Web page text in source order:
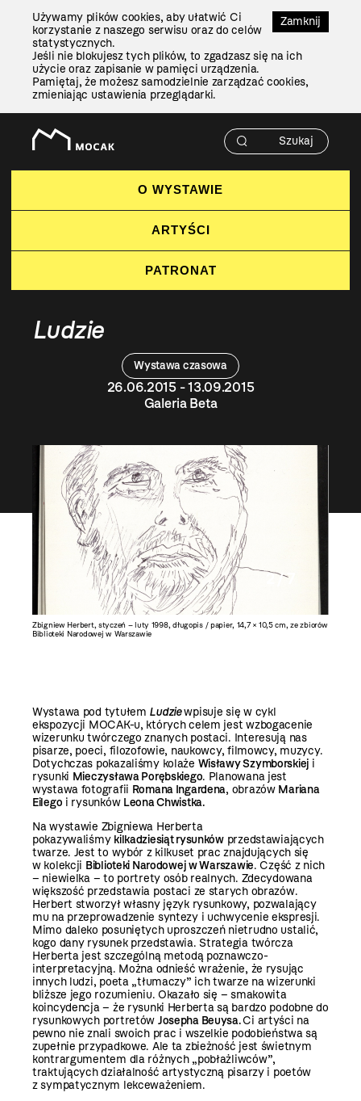
Zamknij
Używamy plików cookies, aby ułatwić Ci
korzystanie z naszego serwisu oraz do celów
statystycznych.
Jeśli nie blokujesz tych plików, to zgadzasz się na ich
użycie oraz zapisanie w pamięci urządzenia.
Pamiętaj, że możesz samodzielnie zarządzać cookies,
zmieniając ustawienia przeglądarki.
O WYSTAWIE
ARTYŚCI
PATRONAT
Wystawa czasowa
26.06.2015 - 13.09.2015
Galeria Beta
Ludzie
Zbigniew Herbert, styczeń – luty 1998, długopis / papier, 14,7 × 10,5 cm, ze zbiorów
Biblioteki Narodowej w Warszawie
2 / 7
Wystawa pod tytułem Ludziewpisuje się w cykl
ekspozycji MOCAK-u, których celem jest wzbogacenie
wizerunku twórczego znanych postaci. Interesują nas
pisarze, poeci, filozofowie, naukowcy, filmowcy, muzycy.
Dotychczas pokazaliśmy kolaże Wisławy Szymborskiej i
rysunki Mieczysława Porębskiego. Planowana jest
wystawa fotografii Romana Ingardena, obrazów Mariana
Eilego i rysunków Leona Chwistka.
Na wystawie Zbigniewa Herberta
pokazywaliśmy kilkadziesiąt rysunkówprzedstawiających
twarze. Jest to wybór z kilkuset prac znajdujących się
w kolekcji Biblioteki Narodowej w Warszawie. Część z nich
– niewielka – to portrety osób realnych. Zdecydowana
większość przedstawia postaci ze starych obrazów.
Herbert stworzył własny język rysunkowy, pozwalający
mu na przeprowadzenie syntezy i uchwycenie ekspresji.
Mimo daleko posuniętych uproszczeń nietrudno ustalić,
kogo dany rysunek przedstawia. Strategia twórcza
Herberta jest szczególną metodą poznawczo-
interpretacyjną. Można odnieść wrażenie, że rysując
innych ludzi, poeta „tłumaczy” ich twarze na wizerunki
bliższe jego rozumieniu. Okazało się – smakowita
koincydencja – że rysunki Herberta są bardzo podobne do
rysunkowych portretów Josepha Beuysa.Ci artyści na
pewno nie znali swoich prac i wszelkie podobieństwa są
zupełnie przypadkowe. Ale ta zbieżność jest świetnym
kontrargumentem dla różnych „pobłażliwców”,
traktujących działalność artystyczną pisarzy i poetów
z sympatycznym lekceważeniem.